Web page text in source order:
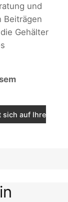
und
Beiträgen
Gehälter
sich auf Ihre